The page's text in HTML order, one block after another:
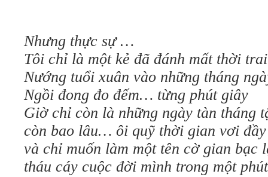
Nhưng thực sự …
Tôi chỉ là một kẻ đã đánh mất thời
Nướng tuổi xuân vào những tháng
Ngồi đong đo đếm… từng phút giây
Giờ chỉ còn là những ngày tàn
còn bao lâu… ôi quỹ thời gian vơi đầy
và chỉ muốn làm một tên cờ gian bạc
tháu cáy cuộc đời mình trong một